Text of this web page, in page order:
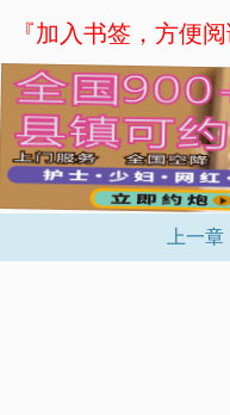
『加入书签，方便阅
上一章